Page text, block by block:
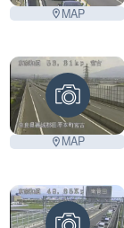
MAP
MAP